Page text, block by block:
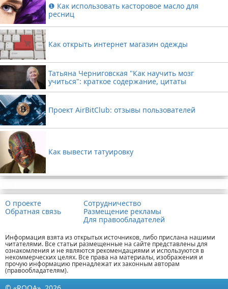
❶ Как использовать касторовое масло для
ресниц
Как открыть интернет магазин одежды
Татьяна Черниговская "Как научить мозг
учиться": краткое содержание, цитаты
Проект AirBitClub: отзывы пользователей
Как вывести татуировку
О проекте
Обратная связь
Сотрудничество
Размещение рекламы
Для правообладателей
Информация взята из открытых источников, либо прислана нашими
читателями. Все статьи размещенные на сайте представлены для
ознакомления и не являются рекомендациями и используются в
некоммерческих целях. Все права на материалы, изображения и
прочую информацию пренадлежат их законным авторам
(правообладателям).